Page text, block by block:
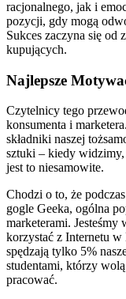
racjonalnego, jak i
pozycji, gdy mogą
Sukces zaczyna się od
kupujących.
Najlepsze
Czytelnicy tego
konsumenta i
składniki naszej
sztuki – kiedy widzimy,
jest to niesamowite.
Chodzi o to, że
gogle Geeka, ogólna
marketerami. Jesteśmy
korzystać z Internetu
spędzają tylko 5%
studentami, którzy
pracować.